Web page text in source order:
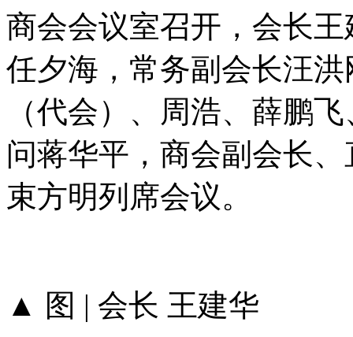
商会会议室召开，会长
任夕海，常务副会长汪
（代会）、周浩、薛鹏
问蒋华平，商会副会长
束方明列席会议。
▲ 图 | 会长 王建华